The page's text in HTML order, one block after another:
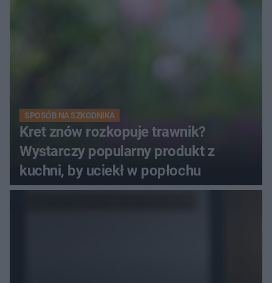
SPOSÓB NA SZKODNIKA
Kret znów rozkopuje trawnik?
Wystarczy popularny produkt z
kuchni, by uciekł w popłochu